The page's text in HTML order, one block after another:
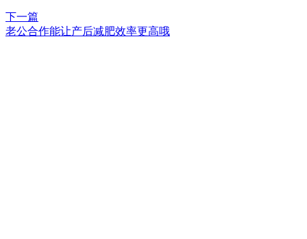
下一篇
老公合作能让产后减肥效率更高哦